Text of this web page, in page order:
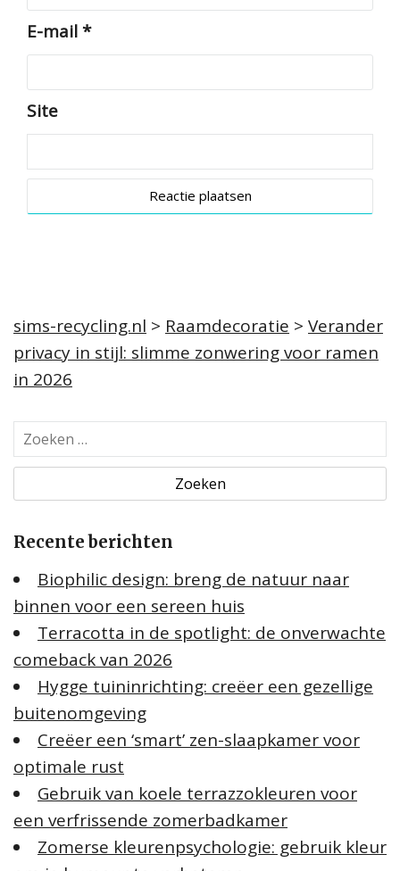
E-mail*
Site
sims-recycling.nl > Raamdecoratie > Verander
privacy in stijl: slimme zonwering voor ramen
in 2026
o
k
n
a
a
r
:
Recente berichten
Biophilic design: breng de natuur naar
binnen voor een sereen huis
Terracotta in de spotlight: de onverwachte
comeback van 2026
Hygge tuininrichting: creëer een gezellige
buitenomgeving
Creëer een ‘smart’ zen-slaapkamer voor
optimale rust
Gebruik van koele terrazzokleuren voor
een verfrissende zomerbadkamer
Zomerse kleurenpsychologie: gebruik kleur